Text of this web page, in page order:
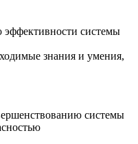
системы
знания и умения,
системы